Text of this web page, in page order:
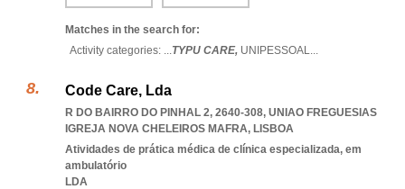
Matches in the search for:
Activity categories: ...TYPU CARE, UNIPESSOAL...
Code Care, Lda
R DO BAIRRO DO PINHAL 2, 2640-308, UNIAO FREGUESIAS
IGREJA NOVA CHELEIROS MAFRA, LISBOA
Atividades de prática médica de clínica especializada, em
ambulatório
LDA